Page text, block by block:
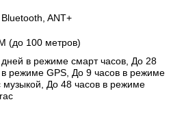
Bluetooth ANT+
(до 100 метров)
в режиме смарт часов, До 28
в режиме GPS, До 9 часов в режиме
музыкой, До 48 часов в режиме